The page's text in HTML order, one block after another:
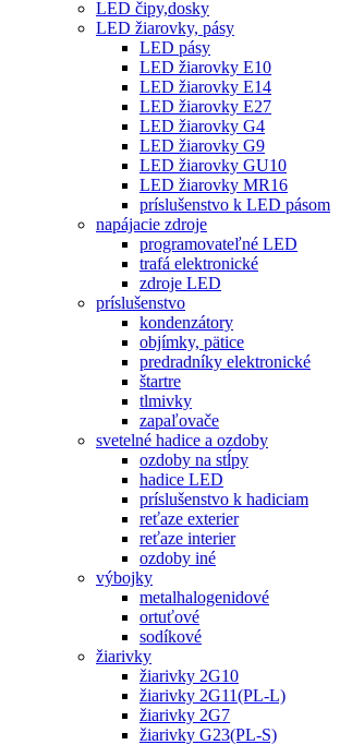
LED čipy,dosky
LED žiarovky, pásy
LED pásy
LED žiarovky E10
LED žiarovky E14
LED žiarovky E27
LED žiarovky G4
LED žiarovky G9
LED žiarovky GU10
LED žiarovky MR16
príslušenstvo k LED pásom
napájacie zdroje
programovateľné LED
trafá elektronické
zdroje LED
príslušenstvo
kondenzátory
objímky, pätice
predradníky elektronické
štartre
tlmivky
zapaľovače
svetelné hadice a ozdoby
ozdoby na stĺpy
hadice LED
príslušenstvo k hadiciam
reťaze exterier
reťaze interier
ozdoby iné
výbojky
metalhalogenidové
ortuťové
sodíkové
žiarivky
žiarivky 2G10
žiarivky 2G11(PL-L)
žiarivky 2G7
žiarivky G23(PL-S)